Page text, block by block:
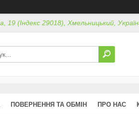
19 (Індекс 29018), Хмельницький,
ПОВЕРНЕННЯ ТА ОБМІН ПРО НАС